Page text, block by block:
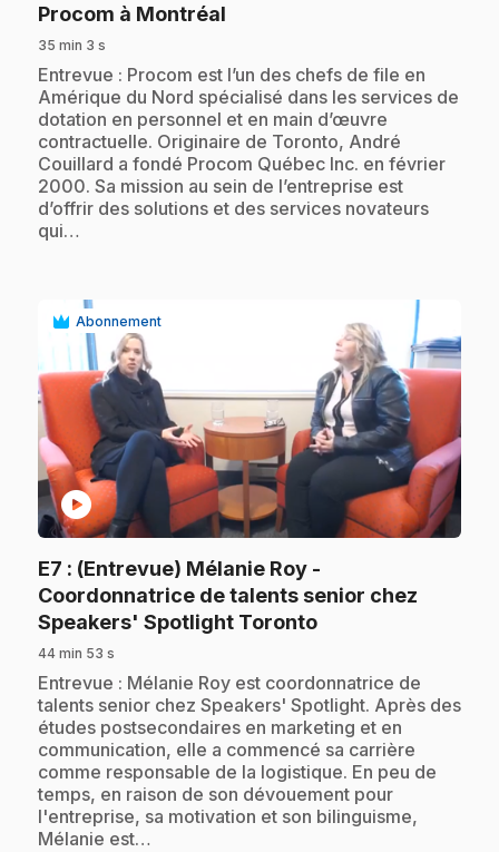
Procom à Montréal
35 min 3 s
.Entrevue : Procom est l’un des chefs de file en
Amérique du Nord spécialisé dans les services de
dotation en personnel et en main d’œuvre
contractuelle. Originaire de Toronto, André
Couillard a fondé Procom Québec Inc. en février
2000. Sa mission au sein de l’entreprise est
d’offrir des solutions et des services novateurs
qui…
Abonnement
play_circle
E7 : (Entrevue) Mélanie Roy -
Coordonnatrice de talents senior chez
Speakers' Spotlight Toronto.
44 min 53 s
.Entrevue : Mélanie Roy est coordonnatrice de
talents senior chez Speakers' Spotlight. Après des
études postsecondaires en marketing et en
communication, elle a commencé sa carrière
comme responsable de la logistique. En peu de
temps, en raison de son dévouement pour
l'entreprise, sa motivation et son bilinguisme,
Mélanie est…